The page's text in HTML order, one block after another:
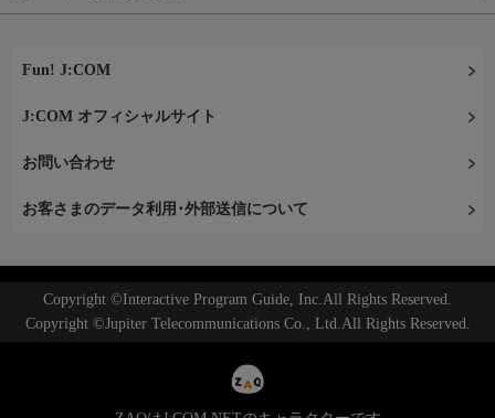
Fun! J:COM
J:COM オフィシャルサイト
お問い合わせ
お客さまのデータ利用･外部送信について
Copyright ©Interactive Program Guide, Inc.All Rights Reserved.
Copyright ©Jupiter Telecommunications Co., Ltd.All Rights Reserved.